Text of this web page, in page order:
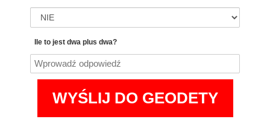
Ile to jest dwa plus dwa?